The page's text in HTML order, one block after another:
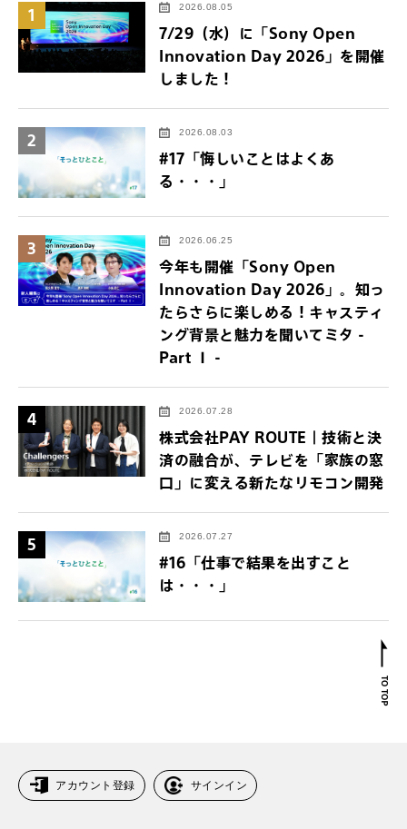
1 2026.08.05
7/29（水）に「Sony Open
Innovation Day 2026」を開催
しました！
2 2026.08.03
#17「悔しいことはよくあ
る・・・」
3 2026.06.25
今年も開催「Sony Open
Innovation Day 2026」。知っ
たらさらに楽しめる！キャスティ
ング背景と魅力を聞いてミタ -
Part Ⅰ -
4 2026.07.28
株式会社PAY ROUTE｜技術と決
済の融合が、テレビを「家族の窓
口」に変える新たなリモコン開発
5 2026.07.27
#16「仕事で結果を出すこと
は・・・」
アカウント登録 サインイン